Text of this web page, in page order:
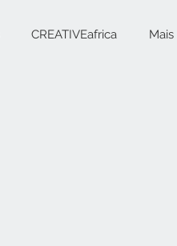
CREATIVEafrica Mais